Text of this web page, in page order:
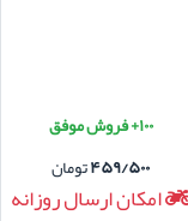
۱۰۰+ فروش موفق
۴۵۹/۵۰۰تومان
امکان ارسال روزانه